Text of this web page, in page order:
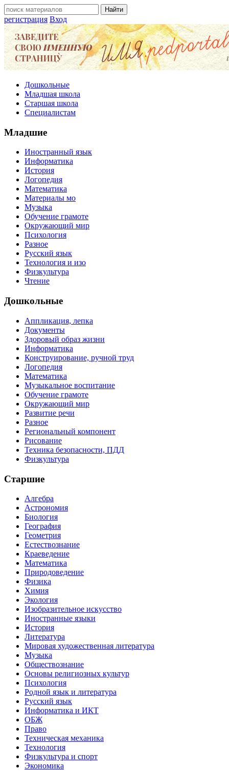
регистрация Вход
Дошкольные
Младшая школа
Старшая школа
Специалистам
Младшие
Иностранный язык
Информатика
История
Логопедия
Математика
Материалы мо
Музыка
Обучение грамоте
Окружающий мир
Психология
Разное
Русский язык
Технология и изо
Физкультура
Чтение
Дошкольные
Аппликация, лепка
Документы
Здоровый образ жизни
Информатика
Конструирование, ручной труд
Логопедия
Математика
Музыкальное воспитание
Обучение грамоте
Окружающий мир
Развитие речи
Разное
Региональный компонент
Рисование
Техника безопасности, ПДД
Физкультура
Старшие
Алгебра
Астрономия
Биология
География
Геометрия
Естествознание
Краеведение
Математика
Природоведение
Физика
Химия
Экология
Изобразительное искусство
Иностранные языки
История
Литература
Мировая художественная литература
Музыка
Обществознание
Основы религиозных культур
Психология
Родной язык и литература
Русский язык
Информатика и ИКТ
ОБЖ
Право
Техническая механика
Технология
Физкультура и спорт
Экономика